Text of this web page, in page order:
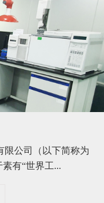
限公司（以下简称为
有“世界工...